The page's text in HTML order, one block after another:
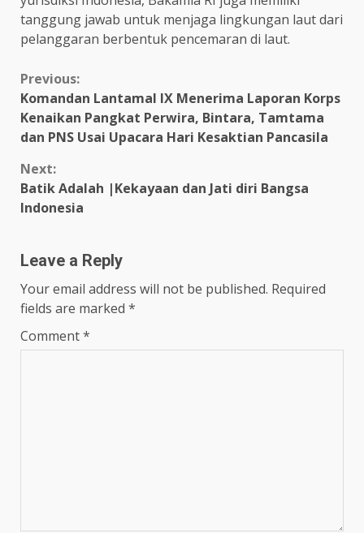
tanggung jawab untuk menjaga lingkungan laut dari
pelanggaran berbentuk pencemaran di laut.
Continue
Reading
Previous:
Komandan Lantamal IX Menerima Laporan Korps
Kenaikan Pangkat Perwira, Bintara, Tamtama
dan PNS Usai Upacara Hari Kesaktian Pancasila
Next:
Batik Adalah |Kekayaan dan Jati diri Bangsa
Indonesia
Leave a Reply
Your email address will not be published. Required
fields are marked *
Comment*